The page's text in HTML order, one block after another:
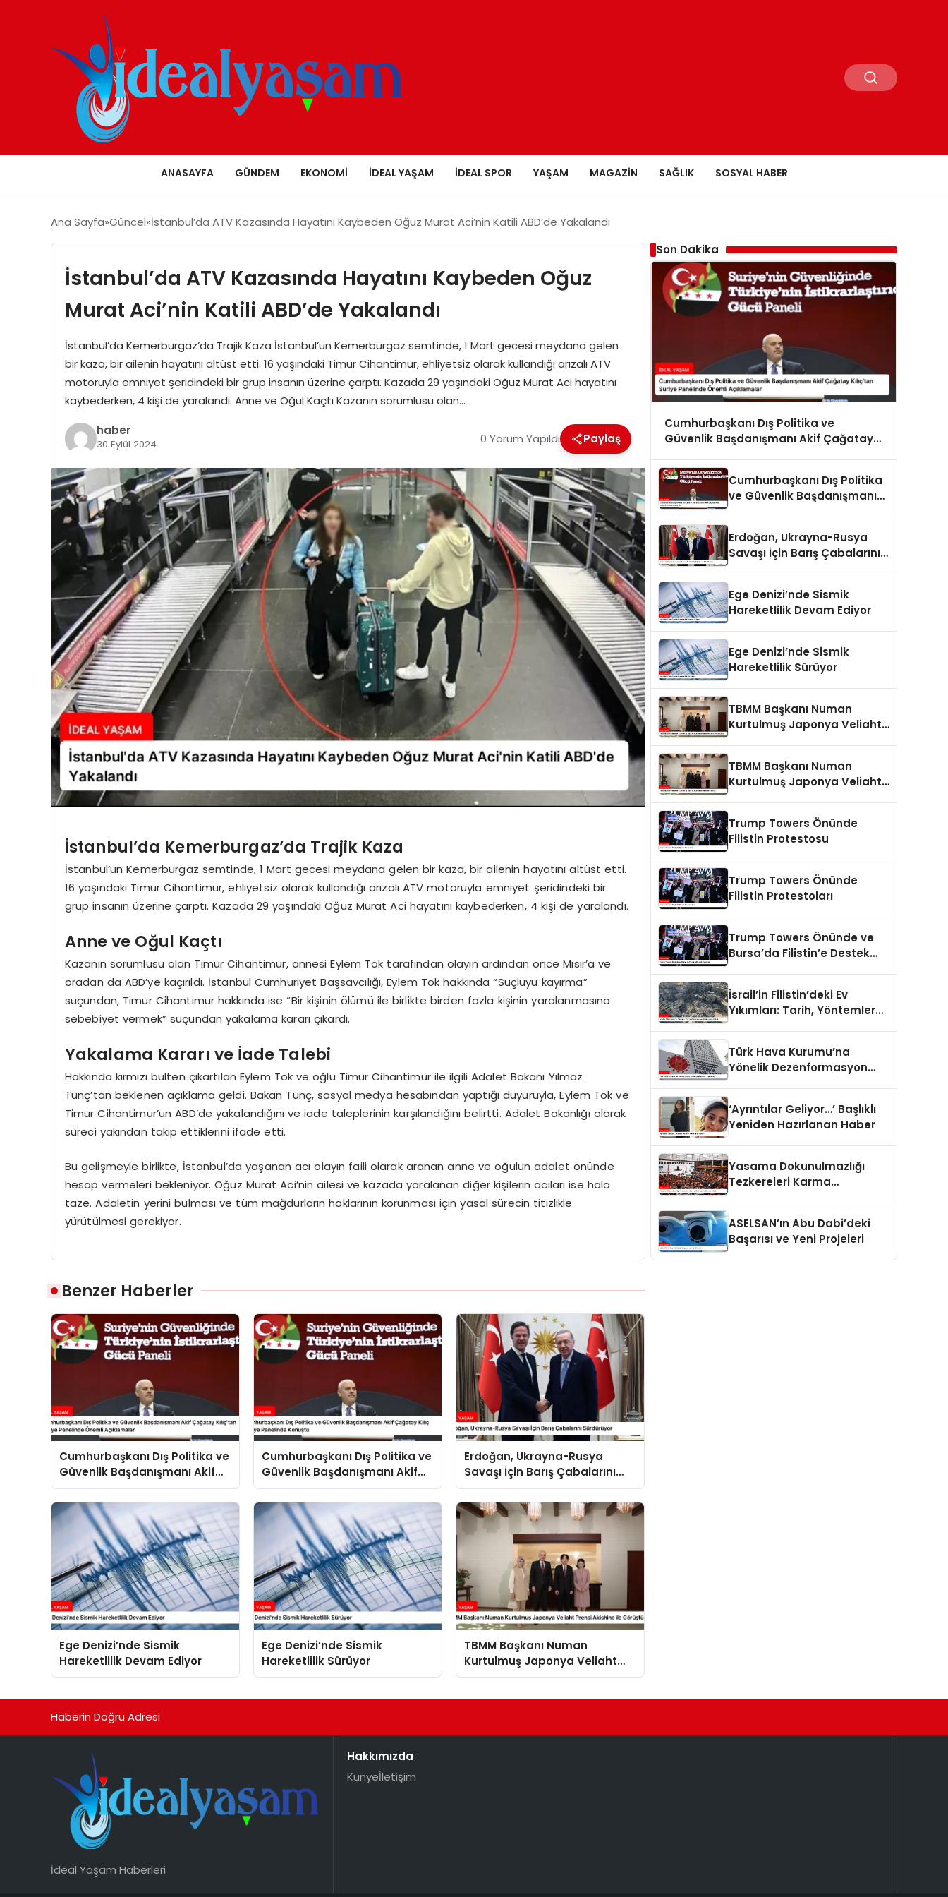
ANASAYFA GÜNDEM EKONOMI İDEAL YAŞAM İDEAL SPOR YAŞAM MAGAZIN SAĞLIK SOSYAL HABER
Ana Sayfa Güncel İstanbul’da ATV Kazasında Hayatını Kaybeden Oğuz Murat Aci’nin Katili ABD’de Yakalandı
İstanbul’da ATV Kazasında Hayatını Kaybeden Oğuz
Murat Aci’nin Katili ABD’de Yakalandı
İstanbul’da Kemerburgaz’da Trajik Kaza İstanbul’un Kemerburgaz semtinde, 1 Mart gecesi meydana gelen
bir kaza, bir ailenin hayatını altüst etti. 16 yaşındaki Timur Cihantimur, ehliyetsiz olarak kullandığı arızalı ATV
motoruyla emniyet şeridindeki bir grup insanın üzerine çarptı. Kazada 29 yaşındaki Oğuz Murat Aci hayatını
kaybederken, 4 kişi de yaralandı. Anne ve Oğul Kaçtı Kazanın sorumlusu olan…
haber
30 Eylül 2024 0 Yorum Yapıldı Paylaş
İstanbul’da Kemerburgaz’da Trajik Kaza
İstanbul’un Kemerburgaz semtinde, 1 Mart gecesi meydana gelen bir kaza, bir ailenin hayatını altüst etti.
16 yaşındaki Timur Cihantimur, ehliyetsiz olarak kullandığı arızalı ATV motoruyla emniyet şeridindeki bir
grup insanın üzerine çarptı. Kazada 29 yaşındaki Oğuz Murat Aci hayatını kaybederken, 4 kişi de yaralandı.
Anne ve Oğul Kaçtı
Kazanın sorumlusu olan Timur Cihantimur, annesi Eylem Tok tarafından olayın ardından önce Mısır’a ve
oradan da ABD’ye kaçırıldı. İstanbul Cumhuriyet Başsavcılığı, Eylem Tok hakkında “Suçluyu kayırma”
suçundan, Timur Cihantimur hakkında ise “Bir kişinin ölümü ile birlikte birden fazla kişinin yaralanmasına
sebebiyet vermek” suçundan yakalama kararı çıkardı.
Yakalama Kararı ve İade Talebi
Hakkında kırmızı bülten çıkartılan Eylem Tok ve oğlu Timur Cihantimur ile ilgili Adalet Bakanı Yılmaz
Tunç’tan beklenen açıklama geldi. Bakan Tunç, sosyal medya hesabından yaptığı duyuruyla, Eylem Tok ve
Timur Cihantimur’un ABD’de yakalandığını ve iade taleplerinin karşılandığını belirtti. Adalet Bakanlığı olarak
süreci yakından takip ettiklerini ifade etti.
Bu gelişmeyle birlikte, İstanbul’da yaşanan acı olayın faili olarak aranan anne ve oğulun adalet önünde
hesap vermeleri bekleniyor. Oğuz Murat Aci’nin ailesi ve kazada yaralanan diğer kişilerin acıları ise hala
taze. Adaletin yerini bulması ve tüm mağdurların haklarının korunması için yasal sürecin titizlikle
yürütülmesi gerekiyor.
Benzer Haberler
Cumhurbaşkanı Dış Politika ve
Güvenlik Başdanışmanı Akif
Çağatay Kılıç’tan Suriye
Panelinde Önemli Açıklamalar
Cumhurbaşkanı Dış Politika ve
Güvenlik Başdanışmanı Akif
Çağatay Kılıç Suriye Panelinde
Konuştu
Erdoğan, Ukrayna-Rusya
Savaşı İçin Barış Çabalarını
Sürdürüyor
Ege Denizi’nde Sismik
Hareketlilik Devam Ediyor
Ege Denizi’nde Sismik
Hareketlilik Sürüyor
TBMM Başkanı Numan
Kurtulmuş Japonya Veliaht
Prensi Akishino ile Görüştü
Son Dakika
Cumhurbaşkanı Dış Politika ve
Güvenlik Başdanışmanı Akif Çağatay
Açıklamalar
Cumhurbaşkanı Dış Politika
ve Güvenlik Başdanışmanı
Erdoğan, Ukrayna-Rusya
Savaşı İçin Barış Çabalarını
Ege Denizi’nde Sismik
Hareketlilik Devam Ediyor
Ege Denizi’nde Sismik
Hareketlilik Sürüyor
TBMM Başkanı Numan
Kurtulmuş Japonya Veliaht
TBMM Başkanı Numan
Kurtulmuş Japonya Veliaht
Trump Towers Önünde
Filistin Protestosu
Trump Towers Önünde
Filistin Protestoları
Trump Towers Önünde ve
Bursa’da Filistin’e Destek
İsrail’in Filistin’deki Ev
Yıkımları: Tarih, Yöntemler
Türk Hava Kurumu’na
Yönelik Dezenformasyon
‘Ayrıntılar Geliyor…’ Başlıklı
Yeniden Hazırlanan Haber
Yasama Dokunulmazlığı
Tezkereleri Karma
ASELSAN’ın Abu Dabi’deki
Başarısı ve Yeni Projeleri
Haberin Doğru Adresi
İdeal Yaşam Haberleri
Hakkımızda
Künyeİletişim